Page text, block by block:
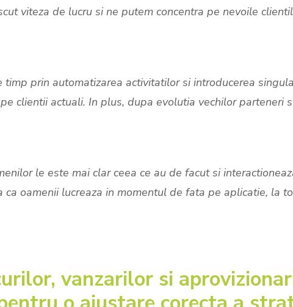
viteza de lucru si ne putem concentra pe nevoile
prin automatizarea activitatilor si introducerea
clientii actuali. In plus, dupa evolutia vechilor parteneri
le este mai clar ceea ce au de facut si
oamenii lucreaza in momentul de fata pe aplicatie, la
vanzarilor si